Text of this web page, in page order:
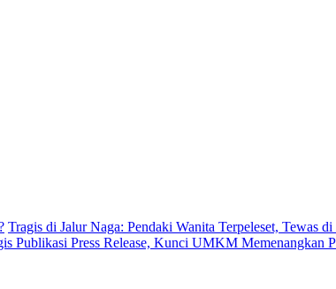
Tragis di Jalur Naga: Pendaki Wanita Terpeleset, Tewas
Publikasi Press Release, Kunci UMKM Memenangkan